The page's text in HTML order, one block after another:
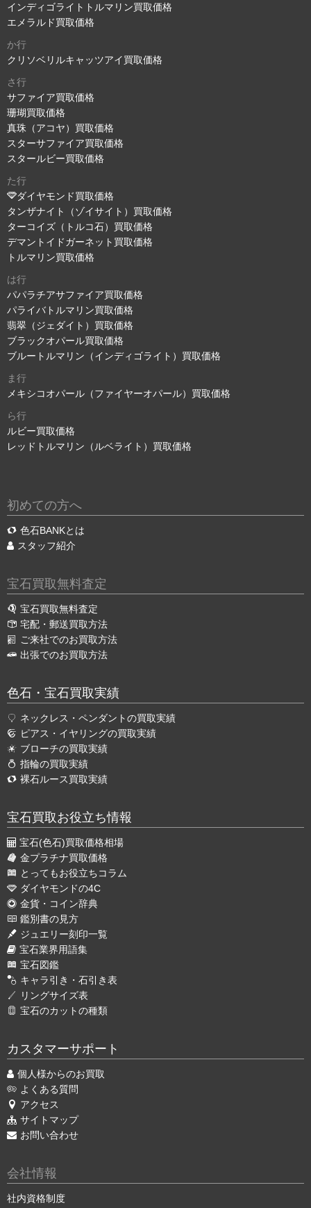
インディゴライトトルマリン買取価格
エメラルド買取価格
か行
クリソベリルキャッツアイ買取価格
さ行
サファイア買取価格
珊瑚買取価格
真珠（アコヤ）買取価格
スターサファイア買取価格
スタールビー買取価格
た行
ダイヤモンド買取価格
タンザナイト（ゾイサイト）買取価格
ターコイズ（トルコ石）買取価格
デマントイドガーネット買取価格
トルマリン買取価格
は行
パパラチアサファイア買取価格
パライバトルマリン買取価格
翡翠（ジェダイト）買取価格
ブラックオパール買取価格
ブルートルマリン（インディゴライト）買取価格
ま行
メキシコオパール（ファイヤーオパール）買取価格
ら行
ルビー買取価格
レッドトルマリン（ルベライト）買取価格
初めての方へ
色石BANKとは
スタッフ紹介
宝石買取無料査定
宝石買取無料査定
宅配・郵送買取方法
ご来社でのお買取方法
出張でのお買取方法
色石・宝石買取実績
ネックレス・ペンダントの買取実績
ピアス・イヤリングの買取実績
ブローチの買取実績
指輪の買取実績
裸石ルース買取実績
宝石買取お役立ち情報
宝石(色石)買取価格相場
金プラチナ買取価格
とってもお役立ちコラム
ダイヤモンドの4C
金貨・コイン辞典
鑑別書の見方
ジュエリー刻印一覧
宝石業界用語集
宝石図鑑
キャラ引き・石引き表
リングサイズ表
宝石のカットの種類
カスタマーサポート
個人様からのお買取
よくある質問
アクセス
サイトマップ
お問い合わせ
会社情報
社内資格制度